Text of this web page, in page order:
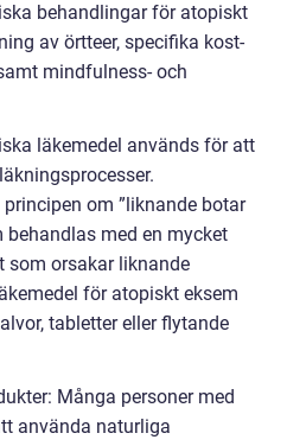
behandlingar för atopiskt
av örtteer, specifika kost-
mindfulness- och
läkemedel används för att
om ”liknande botar
behandlas med en mycket
som orsakar liknande
för atopiskt eksem
tabletter eller flytande
Många personer med
använda naturliga